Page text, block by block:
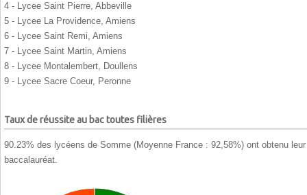
4 - Lycee Saint Pierre, Abbeville
5 - Lycee La Providence, Amiens
6 - Lycee Saint Remi, Amiens
7 - Lycee Saint Martin, Amiens
8 - Lycee Montalembert, Doullens
9 - Lycee Sacre Coeur, Peronne
Taux de réussite au bac toutes filières
90.23% des lycéens de Somme (Moyenne France : 92,58%) ont obtenu leur
baccalauréat.